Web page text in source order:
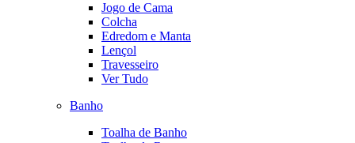
Jogo de Cama
Colcha
Edredom e Manta
Lençol
Travesseiro
Ver Tudo
Banho
Toalha de Banho